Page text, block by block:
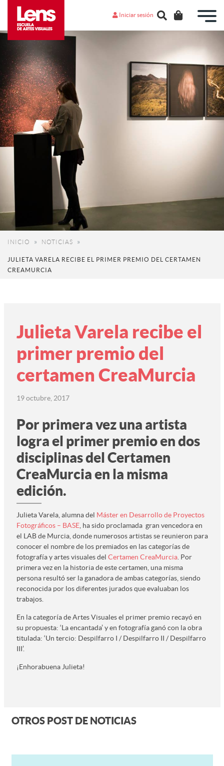
Iniciar sesión
INICIO NOTICIAS
JULIETA VARELA RECIBE EL PRIMER PREMIO DEL CERTAMEN
CREAMURCIA
Julieta Varela recibe el
primer premio del
certamen CreaMurcia
19 octubre, 2017
Por primera vez una artista
logra el primer premio en dos
disciplinas del Certamen
CreaMurcia en la misma
edición.
Julieta Varela, alumna del Máster en Desarrollo de Proyectos
Fotográficos – BASE, ha sido proclamada gran vencedora en
el LAB de Murcia, donde numerosos artistas se reunieron para
conocer el nombre de los premiados en las categorías de
fotografía y artes visuales del Certamen CreaMurcia. Por
primera vez en la historia de este certamen, una misma
persona resultó ser la ganadora de ambas categorías, siendo
reconocida por los diferentes jurados que evaluaban los
trabajos.
En la categoría de Artes Visuales el primer premio recayó en
su propuesta: ‘La encantada’ y en fotografía ganó con la obra
titulada: ‘Un tercio: Despilfarro I / Despilfarro II / Despilfarro
III’.
¡Enhorabuena Julieta!
OTROS POST DE NOTICIAS